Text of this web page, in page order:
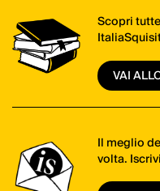
Scopri
VAI
Il meglio
volta.